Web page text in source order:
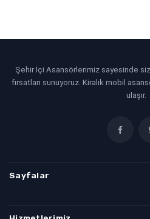
Şehir İçi Asansörlerimiz sayesinde
fırsatları sunuyoruz. Kiralık mobil
ulaşır.
Sayfalar